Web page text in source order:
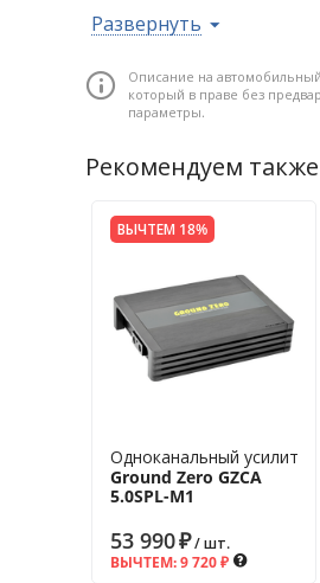
мощность RMS: 8х60Вт/4Ом,
Logic CS47048C, 32 бит +
Bluetooth-аудио модуль:
вход: RCA, 2 канала •
Развернуть
Описание на
который в праве без
параметры.
Рекомендуем также
ВЫЧТЕМ 18%
Одноканальный усилитель
Ground Zero GZCA
5.0SPL-M1
53 990₽/ шт.
ВЫЧТЕМ:9 720₽